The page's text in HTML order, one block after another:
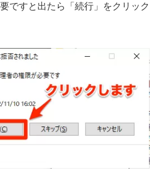
ですと出たら「続行」をクリック